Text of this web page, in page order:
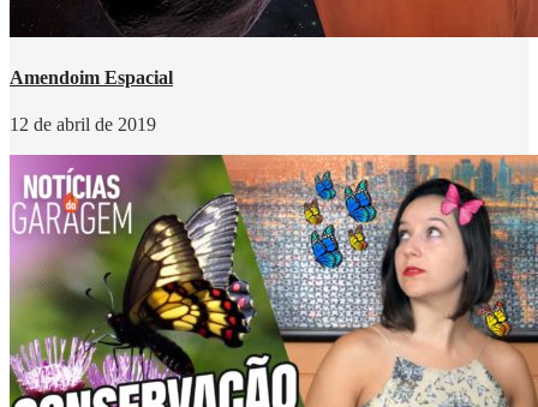
Amendoim Espacial
12 de abril de 2019